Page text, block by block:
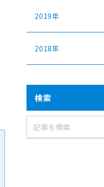
2019年
2018年
検索